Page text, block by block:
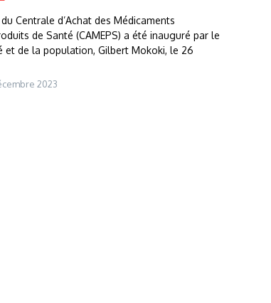
Centrale d’Achat des Médicaments
de Santé (CAMEPS) a été inauguré par le
et de la population, Gilbert Mokoki, le 26
2023